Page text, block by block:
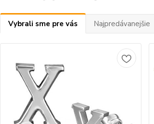
Vybrali sme pre vás Najpredávanejšie